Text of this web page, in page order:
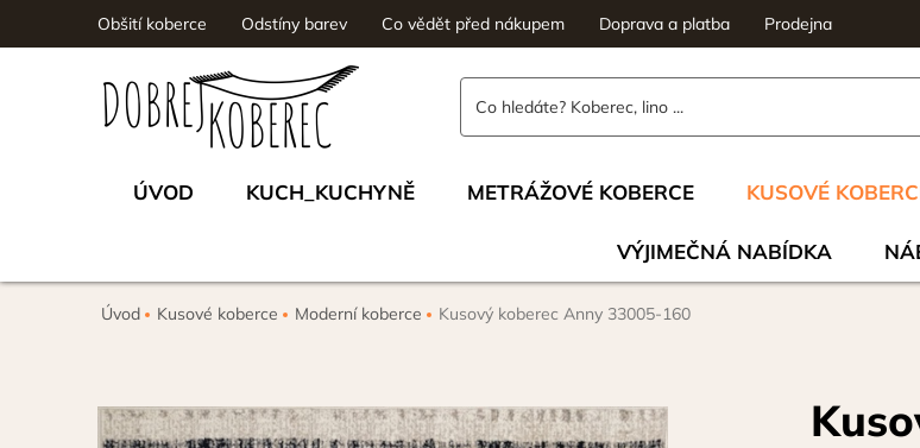
Obšití koberce Odstíny barev Co vědět před nákupem Doprava a platba Prodejna
ÚVOD KUCH_KUCHYNĚ METRÁŽOVÉ KOBERCE KUSOVÉ
VÝJIMEČNÁ NABÍDKA
Úvod Kusové koberce Moderní koberce Kusový koberec Anny 33005-160